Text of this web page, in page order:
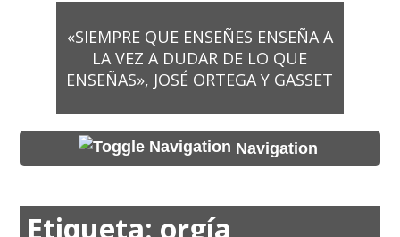
«SIEMPRE QUE ENSEÑES ENSEÑA A
LA VEZ A DUDAR DE LO QUE
ENSEÑAS», JOSÉ ORTEGA Y GASSET
Navigation
Etiqueta: orgía